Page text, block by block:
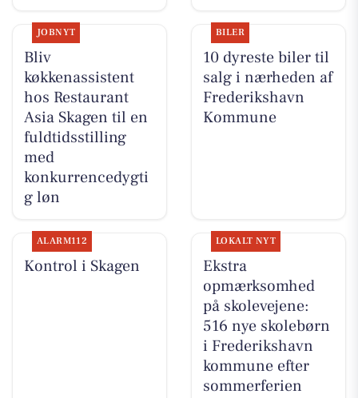
JOBNYT
Bliv
køkkenassistent
hos Restaurant
Asia Skagen til en
fuldtidsstilling
med
konkurrencedygti
g løn
BILER
10 dyreste biler til
salg i nærheden af
Frederikshavn
Kommune
ALARM112
Kontrol i Skagen
LOKALT NYT
Ekstra
opmærksomhed
på skolevejene:
516 nye skolebørn
i Frederikshavn
kommune efter
sommerferien